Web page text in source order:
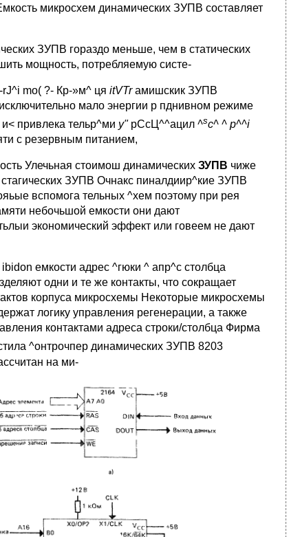
микросхем динамических ЗУПВ составляет
ЗУПВ гораздо меньше, чем в статических
мощность, потребляемую систе-
mo( ?- Кр-»м^ ця itVTrамишскик ЗУПВ
исключительно мало энергии р пднивном режиме
и< привлека тельр^ми у"рСсЦ^^ацил ^sc^ ^ p^^i
с резервным питанием,
Улечьная стоимош динамических ЗУПВ чиже
стагических ЗУПВ Очнакс пиналдиир^кие ЗУПВ
вспомога тельных ^хем поэтому при рея
небочьшой емкости они дают
экономический эффект или говеем не дают
емкости адрес ^гюки ^ апр^с столбца
одни и те же контакты, что сокращает
корпуса микросхемы Некоторые микросхемы
логику управления регенерации, а также
контактами адреса строки/столбца Фирма
^онтрочпер динамических ЗУПВ 8203
на ми-